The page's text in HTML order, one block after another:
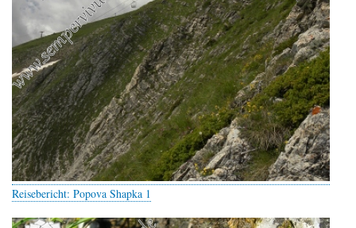
Reisebericht: Popova Shapka 1